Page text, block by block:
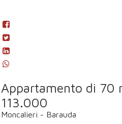
Appartamento di 70
113.000
Moncalieri - Barauda